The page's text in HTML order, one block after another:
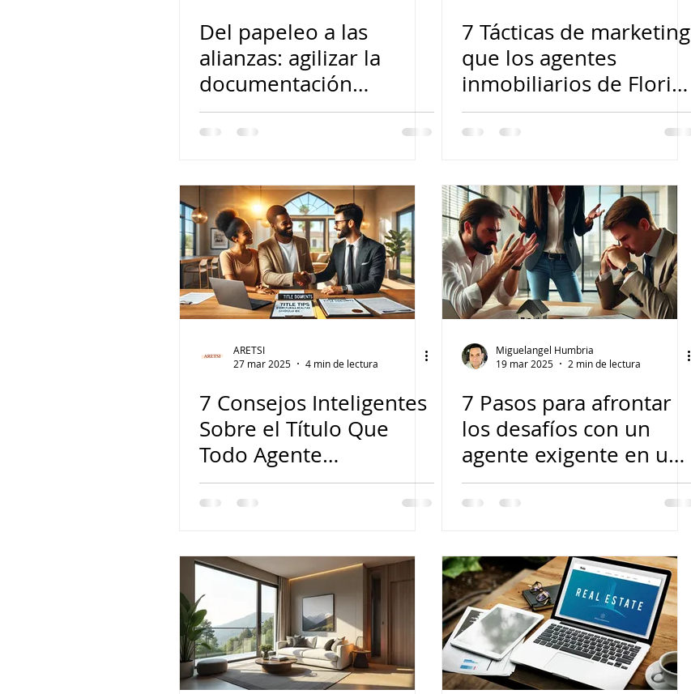
Del papeleo a las
alianzas: agilizar la
documentación
inmobiliaria y
fortalecer los vínculos
7 Tácticas de marketing
que los agentes
inmobiliarios de Florida
recomiendan
ARETSI
27 mar 2025
4 min de lectura
7 Consejos Inteligentes
Sobre el Título Que
Todo Agente
Inmobiliario de Florida
Debe Conocer para
Miguelangel Humbria
19 mar 2025
2 min de lectura
7 Pasos para afrontar
los desafíos con un
agente exigente en un
cierre